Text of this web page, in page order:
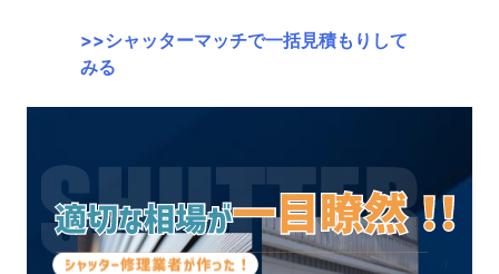
>>シャッターマッチで一括見積もりして
みる